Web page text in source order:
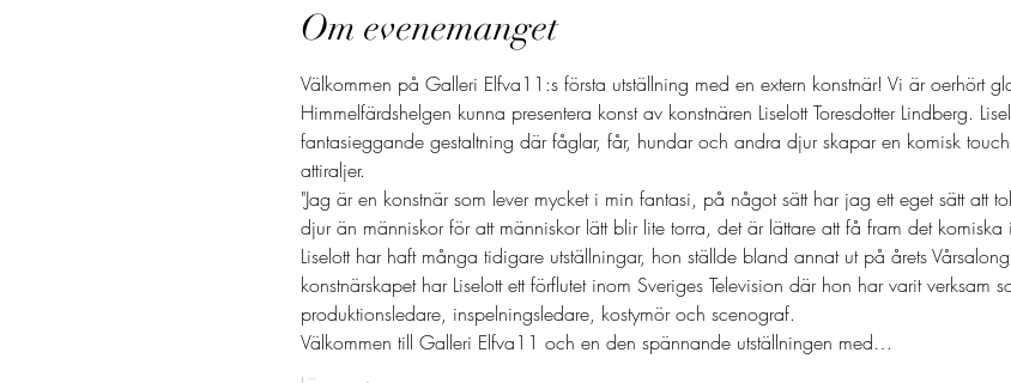
Om evenemanget
Välkommen på Galleri Elfva11:s första utställning med en extern konstnär! Vi är oerhört
Himmelfärdshelgen kunna presentera konst av konstnären Liselott Toresdotter Lindberg.
fantasieggande gestaltning där fåglar, får, hundar och andra djur skapar en komisk
attiraljer.
"Jag är en konstnär som lever mycket i min fantasi, på något sätt har jag ett eget sätt att
djur än människor för att människor lätt blir lite torra, det är lättare att få fram det
Liselott har haft många tidigare utställningar, hon ställde bland annat ut på årets
konstnärskapet har Liselott ett förflutet inom Sveriges Television där hon har varit verksam
produktionsledare, inspelningsledare, kostymör och scenograf.
Välkommen till Galleri Elfva11 och en den spännande utställningen med…